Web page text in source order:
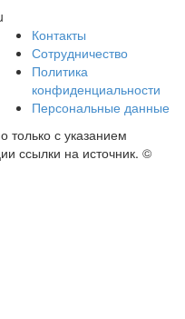
Контакты
Сотрудничество
Политика
конфиденциальности
Персональные данные
только с указанием
ссылки на источник. ©